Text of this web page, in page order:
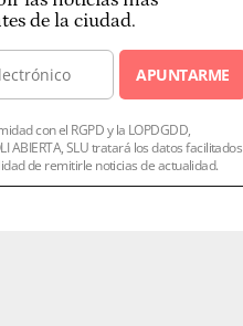
de la ciudad.
APUNTARME
con el RGPD y la LOPDGDD,
ABIERTA, SLU tratará los datos facilitados
de remitirle noticias de actualidad.